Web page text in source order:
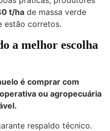
t/ha de massa verde
estão corretos.
a melhor escolha
é comprar com
ou agropecuária
respaldo técnico.